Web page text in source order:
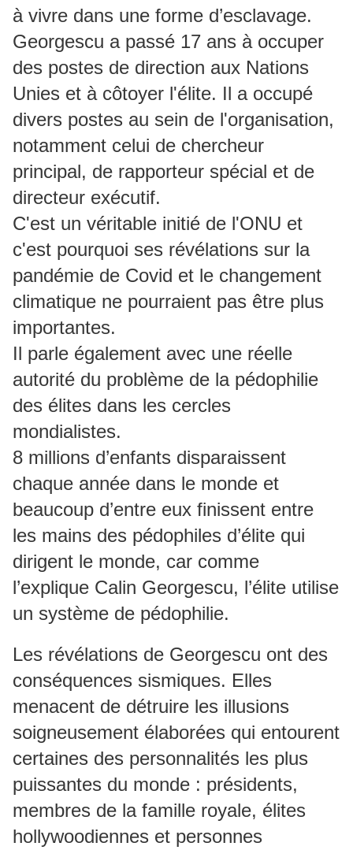
à vivre dans une forme d’esclavage.
Georgescu a passé 17 ans à occuper
des postes de direction aux Nations
Unies et à côtoyer l'élite. Il a occupé
divers postes au sein de l'organisation,
notamment celui de chercheur
principal, de rapporteur spécial et de
directeur exécutif.
C'est un véritable initié de l'ONU et
c'est pourquoi ses révélations sur la
pandémie de Covid et le changement
climatique ne pourraient pas être plus
importantes.
Il parle également avec une réelle
autorité du problème de la pédophilie
des élites dans les cercles
mondialistes.
8 millions d’enfants disparaissent
chaque année dans le monde et
beaucoup d’entre eux finissent entre
les mains des pédophiles d’élite qui
dirigent le monde, car comme
l’explique Calin Georgescu, l’élite utilise
un système de pédophilie.
Les révélations de Georgescu ont des
conséquences sismiques. Elles
menacent de détruire les illusions
soigneusement élaborées qui entourent
certaines des personnalités les plus
puissantes du monde : présidents,
membres de la famille royale, élites
hollywoodiennes et personnes